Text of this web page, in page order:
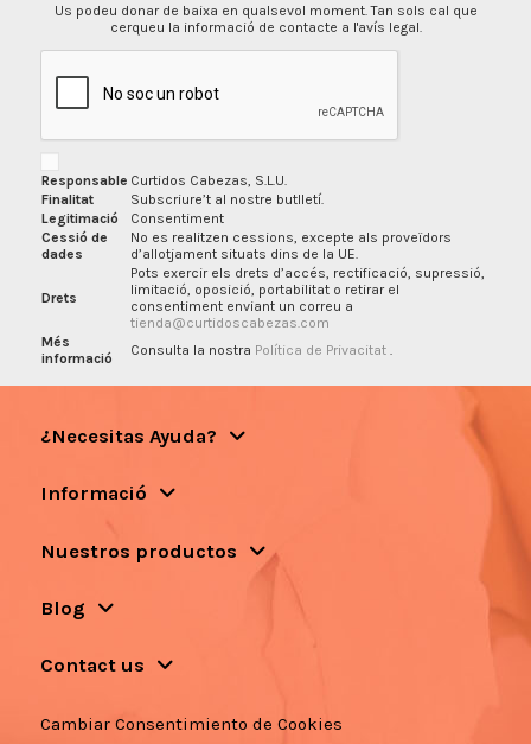
Us podeu donar de baixa en qualsevol moment. Tan sols cal que
cerqueu la informació de contacte a l'avís legal.
Responsable Curtidos Cabezas, S.L.U.
Finalitat
Subscriure’t al nostre butlletí.
Legitimació
Consentiment
Cessió de
dades
No es realitzen cessions, excepte als proveïdors
d’allotjament situats dins de la UE.
Drets
Pots exercir els drets d’accés, rectificació, supressió,
limitació, oposició, portabilitat o retirar el
consentiment enviant un correu a
tienda@curtidoscabezas.com
Més
informació
Consulta la nostra Política de Privacitat
¿Necesitas Ayuda?
Informació
Nuestros productos
Blog
Contact us
Cambiar Consentimiento de Cookies